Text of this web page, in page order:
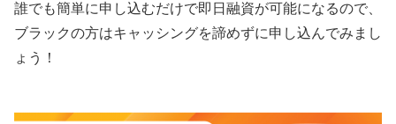
誰でも簡単に申し込むだけで即日融資が可能になるので、
ブラックの方はキャッシングを諦めずに申し込んでみまし
ょう！